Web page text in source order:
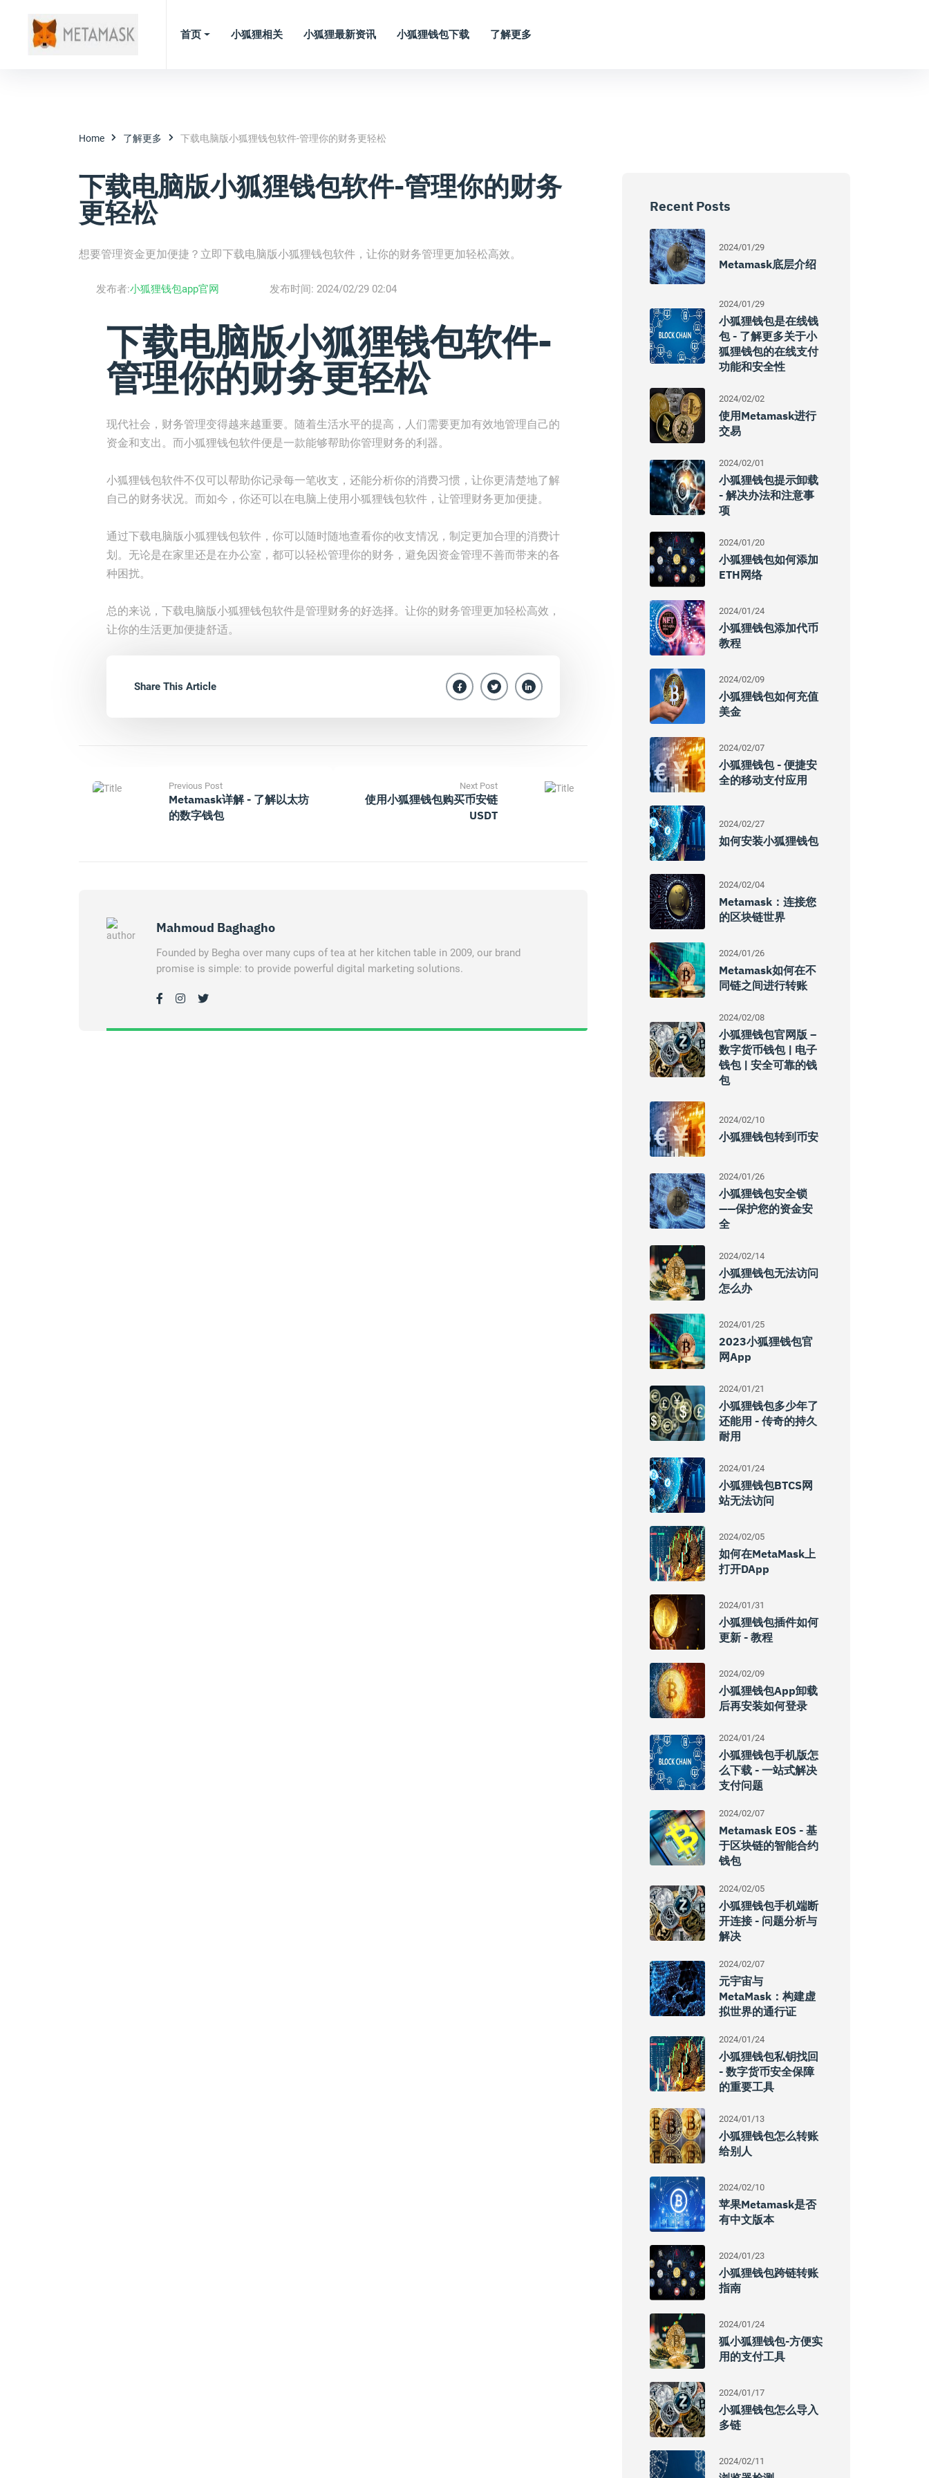
首页 小狐狸相关 小狐狸最新资讯 小狐狸钱包下载 了解更多
Home 了解更多 下载电脑版小狐狸钱包软件-管理你的财务更轻松
下载电脑版小狐狸钱包软件-管理你的财务
更轻松
想要管理资金更加便捷？立即下载电脑版小狐狸钱包软件，让你的财务管理更加轻松高效。
发布者:小狐狸钱包app官网 发布时间: 2024/02/29 02:04
下载电脑版小狐狸钱包软件-
管理你的财务更轻松
现代社会，财务管理变得越来越重要。随着生活水平的提高，人们需要更加有效地管理自己的
资金和支出。而小狐狸钱包软件便是一款能够帮助你管理财务的利器。
小狐狸钱包软件不仅可以帮助你记录每一笔收支，还能分析你的消费习惯，让你更清楚地了解
自己的财务状况。而如今，你还可以在电脑上使用小狐狸钱包软件，让管理财务更加便捷。
通过下载电脑版小狐狸钱包软件，你可以随时随地查看你的收支情况，制定更加合理的消费计
划。无论是在家里还是在办公室，都可以轻松管理你的财务，避免因资金管理不善而带来的各
种困扰。
总的来说，下载电脑版小狐狸钱包软件是管理财务的好选择。让你的财务管理更加轻松高效，
让你的生活更加便捷舒适。
Share This Article
Previous Post
Metamask详解 - 了解以太坊
的数字钱包
Next Post
使用小狐狸钱包购买币安链
USDT
Mahmoud Baghagho
Founded by Begha over many cups of tea at her kitchen table in 2009, our brand
promise is simple: to provide powerful digital marketing solutions.
Recent Posts
2024/01/29
Metamask底层介绍
2024/01/29
小狐狸钱包是在线钱
包 - 了解更多关于小
狐狸钱包的在线支付
功能和安全性
2024/02/02
使用Metamask进行
交易
2024/02/01
小狐狸钱包提示卸载
- 解决办法和注意事
项
2024/01/20
小狐狸钱包如何添加
ETH网络
2024/01/24
小狐狸钱包添加代币
教程
2024/02/09
小狐狸钱包如何充值
美金
2024/02/07
小狐狸钱包 - 便捷安
全的移动支付应用
2024/02/27
如何安装小狐狸钱包
2024/02/04
Metamask：连接您
的区块链世界
2024/01/26
Metamask如何在不
同链之间进行转账
2024/02/08
小狐狸钱包官网版 –
数字货币钱包 | 电子
钱包 | 安全可靠的钱
包
2024/02/10
小狐狸钱包转到币安
2024/01/26
小狐狸钱包安全锁
——保护您的资金安
全
2024/02/14
小狐狸钱包无法访问
怎么办
2024/01/25
2023小狐狸钱包官
网app
2024/01/21
小狐狸钱包多少年了
还能用 - 传奇的持久
耐用
2024/01/24
小狐狸钱包BTCS网
站无法访问
2024/02/05
如何在MetaMask上
打开DApp
2024/01/31
小狐狸钱包插件如何
更新 - 教程
2024/02/09
小狐狸钱包App卸载
后再安装如何登录
2024/01/24
小狐狸钱包手机版怎
么下载 - 一站式解决
支付问题
2024/02/07
Metamask EOS - 基
于区块链的智能合约
钱包
2024/02/05
小狐狸钱包手机端断
开连接 - 问题分析与
解决
2024/02/07
元宇宙与
MetaMask：构建虚
拟世界的通行证
2024/01/24
小狐狸钱包私钥找回
- 数字货币安全保障
的重要工具
2024/01/13
小狐狸钱包怎么转账
给别人
2024/02/10
苹果Metamask是否
有中文版本
2024/01/23
小狐狸钱包跨链转账
指南
2024/01/24
狐小狐狸钱包-方便实
用的支付工具
2024/01/17
小狐狸钱包怎么导入
多链
2024/02/11